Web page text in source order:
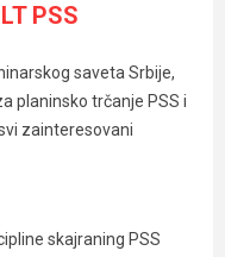
PSS
saveta Srbije,
planinsko trčanje PSS i
zainteresovani
skajraning PSS